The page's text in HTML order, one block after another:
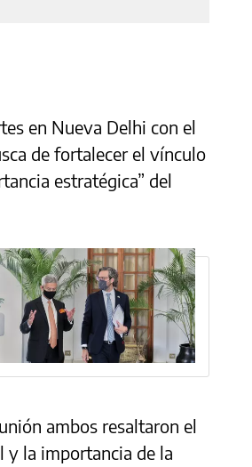
en Nueva Delhi con el
de fortalecer el vínculo
estratégica” del
ambos resaltaron el
y la importancia de la